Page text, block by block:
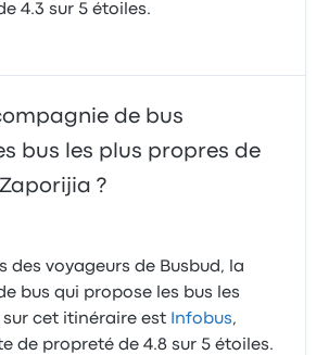
4.3 sur 5 étoiles.
de bus
bus les plus propres de
?
des voyageurs de Busbud, la
bus qui propose les bus les
sur cet itinéraire est
Infobus,
de propreté de 4.8 sur 5 étoiles.